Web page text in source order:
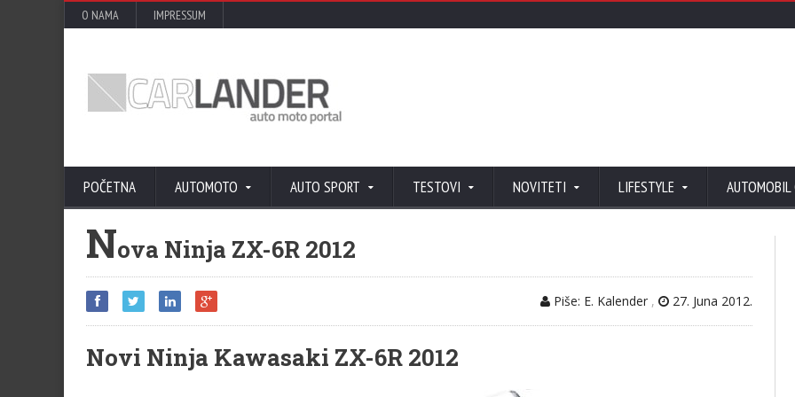
O NAMA IMPRESSUM
POČETNA AUTOMOTO AUTO SPORT TESTOVI NOVITETI LIFESTYLE AUTOMOBIL
Nova Ninja ZX-6R 2012
Piše: E. Kalender , 27. Juna 2012.
Novi Ninja Kawasaki ZX-6R 2012